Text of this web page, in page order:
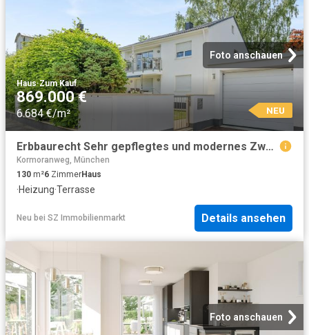
Foto anschauen
Haus·Zum Kauf
869.000 €
6.684 €/m² NEU
Erbbaurecht Sehr gepflegtes und modernes Zweifamilienhaus
Kormoranweg, München
130 m²6 ZimmerHaus
·Heizung·Terrasse
Neu bei SZ Immobilienmarkt Details ansehen
Foto anschauen